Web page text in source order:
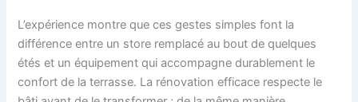
L’expérience montre que ces gestes simples font la
différence entre un store remplacé au bout de quelques
étés et un équipement qui accompagne durablement le
confort de la terrasse. La rénovation efficace respecte le